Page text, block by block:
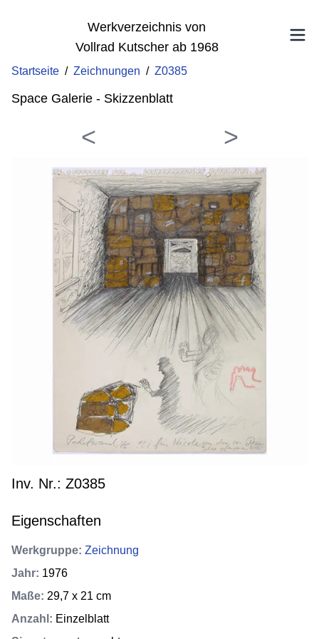
Werkverzeichnis von
Vollrad Kutscher ab 1968
Startseite / Zeichnungen / Z0385
Space Galerie - Skizzenblatt
Inv. Nr.: Z0385
Eigenschaften
Werkgruppe: Zeichnung
Jahr: 1976
Maße: 29,7 x 21 cm
Anzahl : Einzelblatt
< >